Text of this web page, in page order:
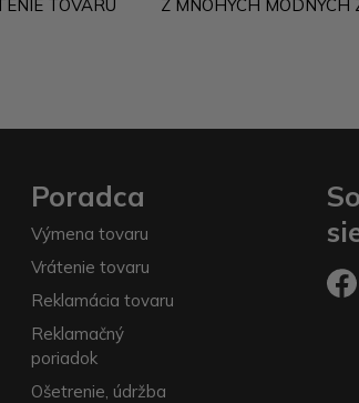
TOVARU
Z MNOHÝCH MÓDNYCH
Poradca
Výmena tovaru
Vrátenie tovaru
Reklamácia tovaru
Reklamačný
poriadok
Ošetrenie, údržba